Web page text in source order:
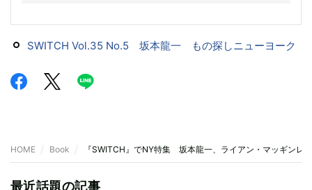
SWITCH Vol.35 No.5 坂本龍一 もの探しニューヨーク
HOME Book 『SWITCH』でNY特集 坂本龍一、ライアン・マッギンレ
最近話題の記事